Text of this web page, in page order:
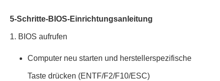
5-Schritte-BIOS-Einrichtungsanleitung
1. BIOS aufrufen
Computer neu starten und herstellerspezifische
Taste drücken (ENTF/F2/F10/ESC)